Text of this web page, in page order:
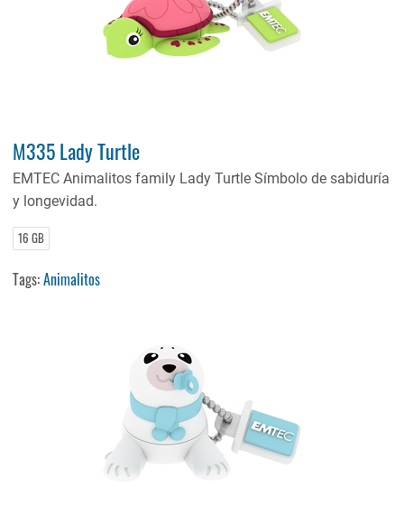
M335 Lady Turtle
EMTEC Animalitos family Lady Turtle Símbolo de sabiduría
y longevidad.
16 GB
Tags:Animalitos